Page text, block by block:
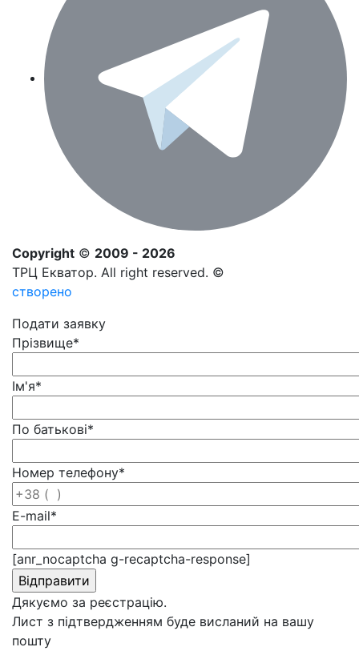
Copyright © 2009 - 2026
ТРЦ Екватор. All right reserved. ©
створено
Подати заявку
Прізвище*
Ім'я*
По батькові*
Номер телефону*
E-mail*
[anr_nocaptcha g-recaptcha-response]
Дякуємо за реєстрацію.
Лист з підтвердженням буде висланий на вашу
пошту